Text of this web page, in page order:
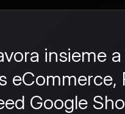
insieme a
eCommerce,
Google